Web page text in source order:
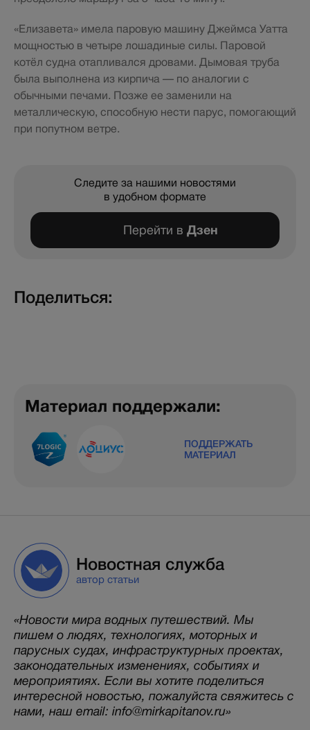
«Елизавета» имела паровую машину Джеймса Уатта
мощностью в четыре лошадиные силы. Паровой
котёл судна отапливался дровами. Дымовая труба
была выполнена из кирпича — по аналогии с
обычными печами. Позже ее заменили на
металлическую, способную нести парус, помогающий
при попутном ветре.
Следите за нашими новостями
в удобном формате
Перейти в Дзен
Поделиться:
Материал поддержали:
ПОДДЕРЖАТЬ
МАТЕРИАЛ
Новостная служба
автор статьи
«Новости мира водных путешествий. Мы
пишем о людях, технологиях, моторных и
парусных судах, инфраструктурных проектах,
законодательных изменениях, событиях и
мероприятиях. Если вы хотите поделиться
интересной новостью, пожалуйста свяжитесь с
нами, наш email: info@mirkapitanov.ru»